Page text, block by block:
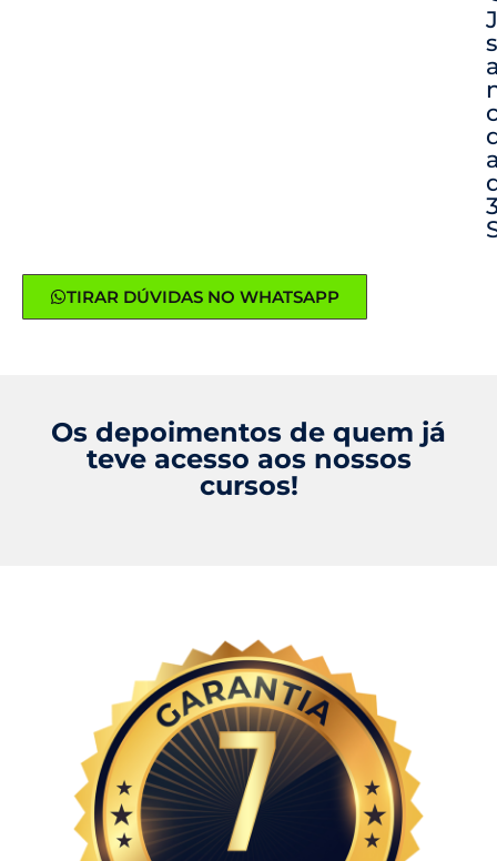
TIRAR DÚVIDAS NO WHATSAPP
Os depoimentos de quem já
teve acesso aos nossos
cursos!